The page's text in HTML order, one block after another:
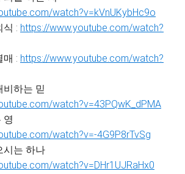
watch?v=kVnUKybHc9o
식 : https://www.youtube.com/watch?
매 : https://www.youtube.com/watch?
비하는 믿
watch?v=43PQwK_dPMA
영
watch?v=-4G9P8rTvSg
시는 하나
watch?v=DHr1UJRaHx0